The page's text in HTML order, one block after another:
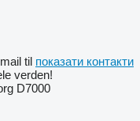
til показати контакти
verden!
D7000